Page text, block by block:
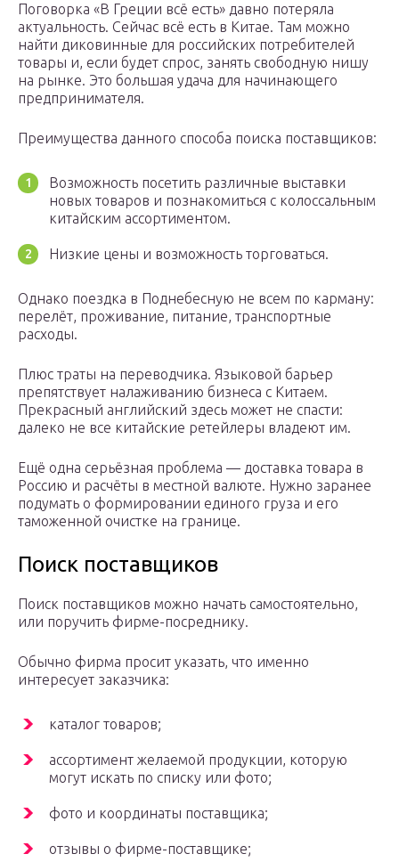
Поговорка «В Греции всё есть» давно потеряла
актуальность. Сейчас всё есть в Китае. Там можно
найти диковинные для российских потребителей
товары и, если будет спрос, занять свободную нишу
на рынке. Это большая удача для начинающего
предпринимателя.
Преимущества данного способа поиска поставщиков:
Возможность посетить различные выставки
новых товаров и познакомиться с колоссальным
китайским ассортиментом.
Низкие цены и возможность торговаться.
Однако поездка в Поднебесную не всем по карману:
перелёт, проживание, питание, транспортные
расходы.
Плюс траты на переводчика. Языковой барьер
препятствует налаживанию бизнеса с Китаем.
Прекрасный английский здесь может не спасти:
далеко не все китайские ретейлеры владеют им.
Ещё одна серьёзная проблема — доставка товара в
Россию и расчёты в местной валюте. Нужно заранее
подумать о формировании единого груза и его
таможенной очистке на границе.
Поиск поставщиков
Поиск поставщиков можно начать самостоятельно,
или поручить фирме-посреднику.
Обычно фирма просит указать, что именно
интересует заказчика:
каталог товаров;
ассортимент желаемой продукции, которую
могут искать по списку или фото;
фото и координаты поставщика;
отзывы о фирме-поставщике;